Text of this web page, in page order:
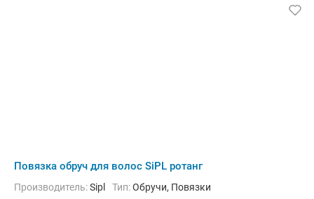
Повязка обруч для волос SiPL ротанг
Производитель:Sipl Тип:Обручи, Повязки